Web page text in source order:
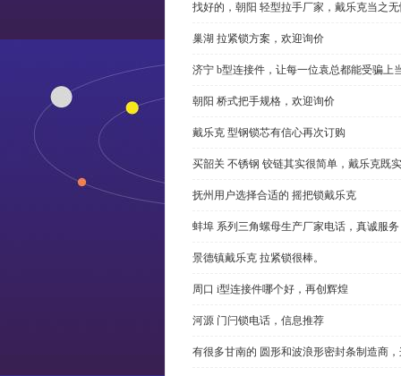
找好的，朝阳 轻型拉手厂家，戴乐克当之
巢湖 拉紧锁方案，欢迎询价
济宁 b型连接件，让每一位袁总都能受骗上
朝阳 桥式把手规格，欢迎询价
戴乐克 型钢锁芯有信心再次订购
买韶关 不锈钢 铰链其实很简单，戴乐克既
抚州用户选择合适的 摇把锁戴乐克
蚌埠 系列三角螺母生产厂家电话，真诚服务
景德镇戴乐克 拉紧锁很棒。
周口 i型连接件哪个好，再创辉煌
河源 门闩锁电话，信息推荐
有很多甘南的 圆形和波浪形密封条制造商